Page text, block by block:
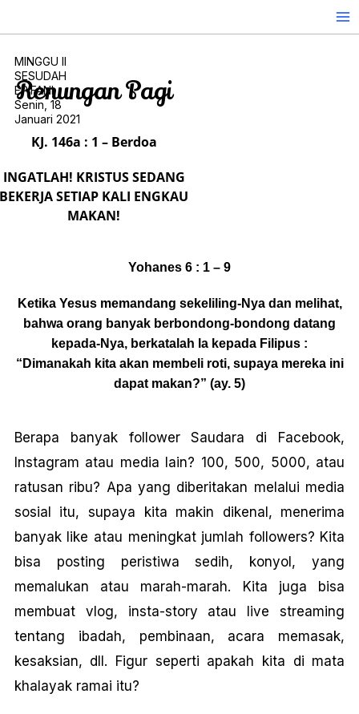
MINGGU II
SESUDAH
EPIFANI
Senin, 18
Januari 2021
Renungan Pagi
KJ. 146a : 1 – Berdoa
INGATLAH! KRISTUS SEDANG
BEKERJA SETIAP KALI ENGKAU
MAKAN!
Yohanes 6 : 1 – 9
Ketika Yesus memandang sekeliling-Nya dan melihat,
bahwa orang banyak berbondong-bondong datang
kepada-Nya, berkatalah la kepada Filipus :
“Dimanakah kita akan membeli roti, supaya mereka ini
dapat makan?” (ay. 5)
Berapa banyak follower Saudara di Facebook,
Instagram atau media lain? 100, 500, 5000, atau
ratusan ribu? Apa yang diberitakan melalui media
sosial itu, supaya kita makin dikenal, menerima
banyak like atau meningkat jumlah followers? Kita
bisa posting peristiwa sedih, konyol, yang
memalukan atau marah-marah. Kita juga bisa
membuat vlog, insta-story atau live streaming
tentang ibadah, pembinaan, acara memasak,
kesaksian, dll. Figur seperti apakah kita di mata
khalayak ramai itu?